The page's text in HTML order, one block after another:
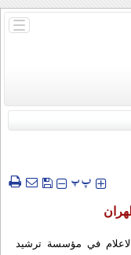
باز
‍‍‍ پپ
في مؤسسة ترشيد